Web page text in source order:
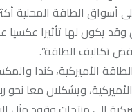
أسواق الطاقة المحلية
وقد يكون لها تأثيرا
تكاليف الطاقة”.
الأميركية، كندا
ويشكلان معا نحو